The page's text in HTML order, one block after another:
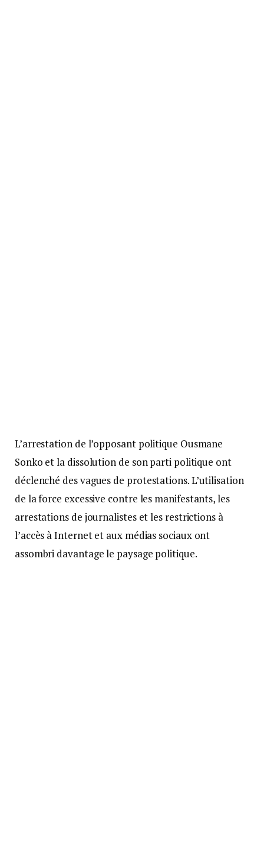
L’arrestation de l’opposant politique Ousmane
Sonko et la dissolution de son parti politique ont
déclenché des vagues de protestations. L’utilisation
de la force excessive contre les manifestants, les
arrestations de journalistes et les restrictions à
l’accès à Internet et aux médias sociaux ont
assombri davantage le paysage politique.